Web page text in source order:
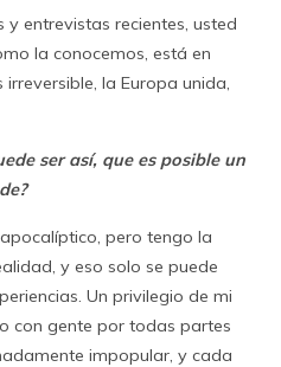
y entrevistas recientes, usted
la conocemos, está en
la Europa unida,
ser así, que es posible un
pero tengo la
y eso solo se puede
Un privilegio de mi
con gente por todas partes
impopular, y cada